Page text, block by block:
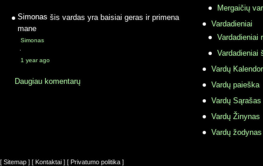
Simonas šis vardas yra baisiai geras ir primena
mane
Simonas
·
1 year ago
Daugiau komentarų
Mergaičių
Vardadieniai
Vardadieniai
Vardadieniai
Vardų
Vardų paieška
Vardų Sąrašas
Vardų Žinynas
Vardų
[ Sitemap ] [ Kontaktai ] [ Privatumo politika ]